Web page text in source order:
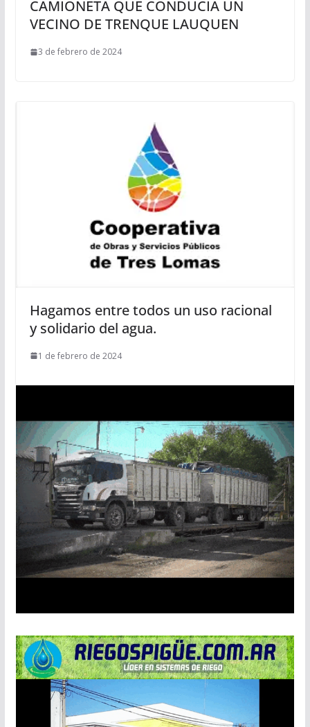
CAMIONETA QUE CONDUCÍA UN
VECINO DE TRENQUE LAUQUEN
3 de febrero de 2024
Hagamos entre todos un uso racional
y solidario del agua.
1 de febrero de 2024